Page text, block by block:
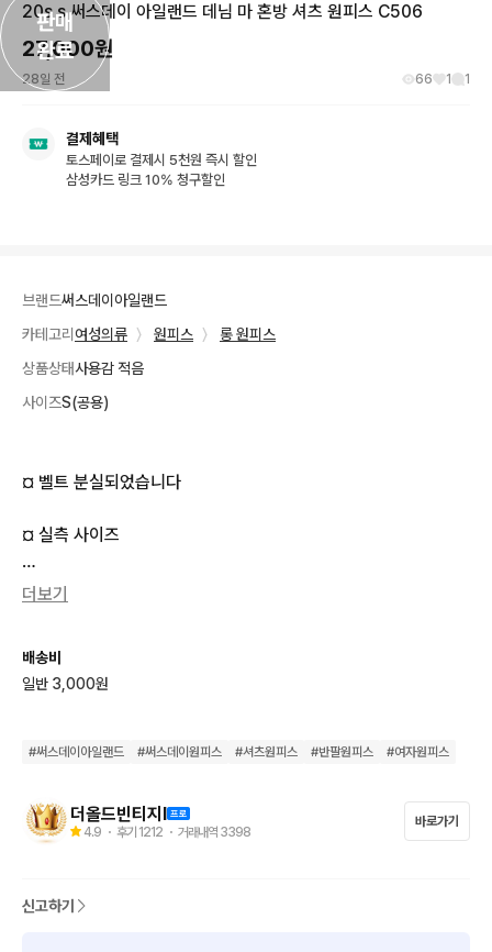
판매
완료
20s s 써스데이 아일랜드 데님 마 혼방 셔츠 원피스 C506
27,000원
28일 전 66 1 1
결제혜택
토스페이로 결제시 5천원 즉시 할인
삼성카드 링크 10% 청구할인
브랜드써스데이아일랜드
카테고리 여성의류 〉 원피스 〉
롱 원피스
상품상태사용감 적음
사이즈S(공용)
¤ 벨트 분실되었습니다
¤ 실측 사이즈
¤ 가 슴 반 품 :    57 cm
¤ 모두 실사진입니다! 사진보시면 다양하게 찍어두었어요
¤ 택배는 로젠택배 택배비 선불,착불 3,000원입니다.
¤ 5만원이상 무료배송입니다 !
더보기
배송비
일반 3,000원
#써스데이아일랜드 #써스데이원피스 #셔츠원피스 #반팔원피스 #여자원피스
더올드빈티지l
4.9 ・ 후기 1212 ・ 거래내역 3398
바로가기
신고하기